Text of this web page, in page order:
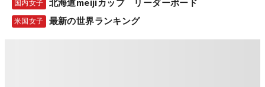
国内女子 北海道meijiカップ リーダーボード
米国女子 最新の世界ランキング